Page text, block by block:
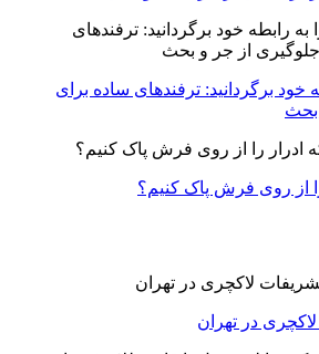
خود برگردانید: ترفندهای ساده برای
بحث
از روی فرش پاک کنیم؟
در تهران